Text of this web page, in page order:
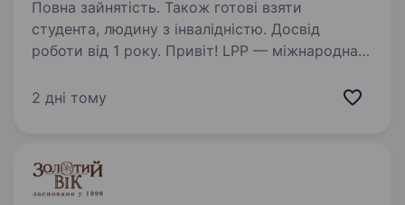
Повна зайнятість. Також готові взяти
студента, людину з інвалідністю. Досвід
роботи від 1 року. Привіт! LPP — міжнародна
працює у сфері моди, роздрібної торгівлі та є
впізнаваними брендами: Reserved,…
2 дні тому